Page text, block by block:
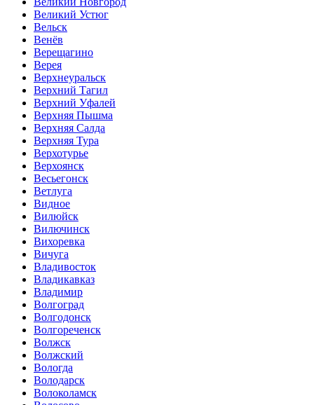
Великий Устюг
Вельск
Венёв
Верещагино
Верея
Верхнеуральск
Верхний Тагил
Верхний Уфалей
Верхняя Пышма
Верхняя Салда
Верхняя Тура
Верхотурье
Верхоянск
Весьегонск
Ветлуга
Видное
Вилюйск
Вилючинск
Вихоревка
Вичуга
Владивосток
Владикавказ
Владимир
Волгоград
Волгодонск
Волгореченск
Волжск
Волжский
Вологда
Володарск
Волоколамск